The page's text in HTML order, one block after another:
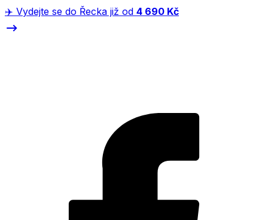
✈️ Vydejte se do Řecka již od 4 690 Kč